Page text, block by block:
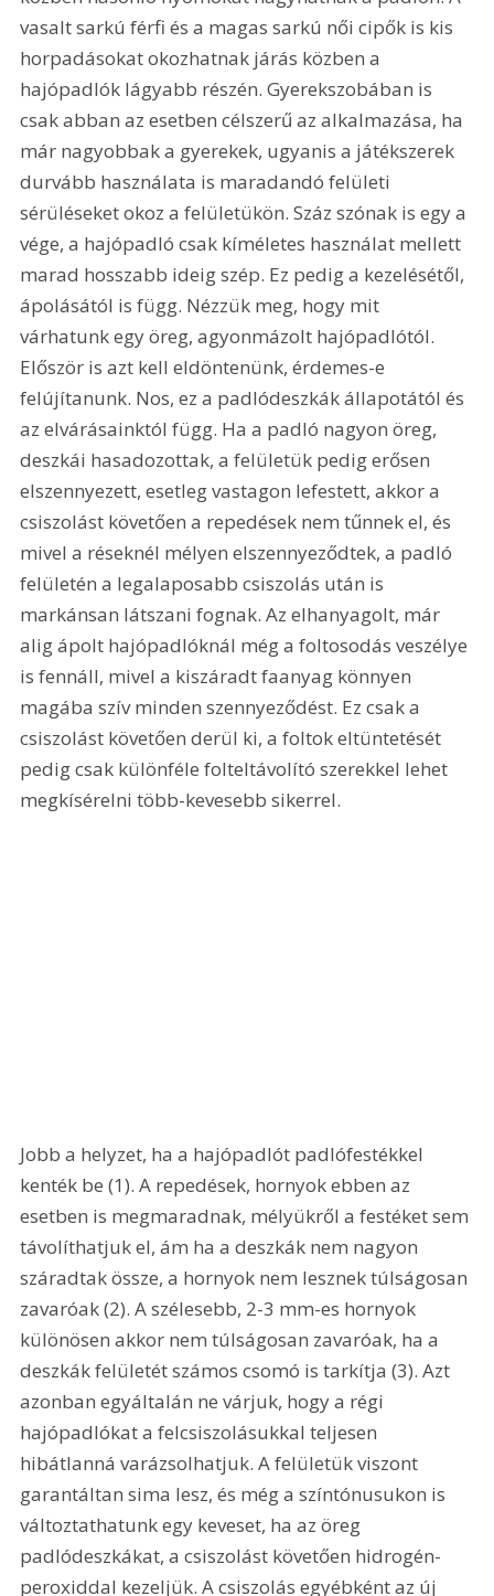
vasalt sarkú férfi és a magas sarkú női cipők is kis
horpadásokat okozhatnak járás közben a
hajópadlók lágyabb részén. Gyerekszobában is
csak abban az esetben célszerű az alkalmazása, ha
már nagyobbak a gyerekek, ugyanis a játékszerek
durvább használata is maradandó felületi
sérüléseket okoz a felületükön. Száz szónak is egy a
vége, a hajópadló csak kíméletes használat mellett
marad hosszabb ideig szép. Ez pedig a kezelésétől,
ápolásától is függ. Nézzük meg, hogy mit
várhatunk egy öreg, agyonmázolt hajópadlótól.
Először is azt kell eldöntenünk, érdemes-e
felújítanunk. Nos, ez a padlódeszkák állapotától és
az elvárásainktól függ. Ha a padló nagyon öreg,
deszkái hasadozottak, a felületük pedig erősen
elszennyezett, esetleg vastagon lefestett, akkor a
csiszolást követően a repedések nem tűnnek el, és
mivel a réseknél mélyen elszennyeződtek, a padló
felületén a legalaposabb csiszolás után is
markánsan látszani fognak. Az elhanyagolt, már
alig ápolt hajópadlóknál még a foltosodás veszélye
is fennáll, mivel a kiszáradt faanyag könnyen
magába szív minden szennyeződést. Ez csak a
csiszolást követően derül ki, a foltok eltüntetését
pedig csak különféle folteltávolító szerekkel lehet
megkísérelni több-kevesebb sikerrel.
Jobb a helyzet, ha a hajópadlót padlófestékkel
kenték be (1). A repedések, hornyok ebben az
esetben is megmaradnak, mélyükről a festéket sem
távolíthatjuk el, ám ha a deszkák nem nagyon
száradtak össze, a hornyok nem lesznek túlságosan
zavaróak (2). A szélesebb, 2-3 mm-es hornyok
különösen akkor nem túlságosan zavaróak, ha a
deszkák felületét számos csomó is tarkítja (3). Azt
azonban egyáltalán ne várjuk, hogy a régi
hajópadlókat a felcsiszolásukkal teljesen
hibátlanná varázsolhatjuk. A felületük viszont
garantáltan sima lesz, és még a színtónusukon is
változtathatunk egy keveset, ha az öreg
padlódeszkákat, a csiszolást követően hidrogén-
peroxiddal kezeljük. A csiszolás egyébként az új